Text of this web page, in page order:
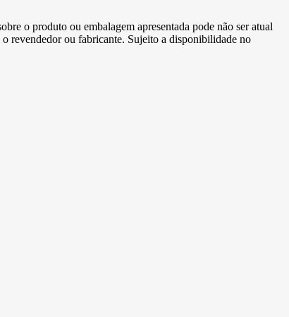
o produto ou embalagem apresentada pode não ser atual
revendedor ou fabricante. Sujeito a disponibilidade no